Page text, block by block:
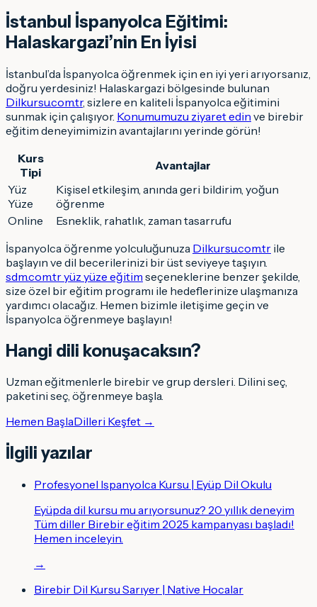
İstanbul İspanyolca Eğitimi:
Halaskargazi’nin En İyisi
İstanbul’da İspanyolca öğrenmek için en iyi yeri arıyorsanız,
doğru yerdesiniz! Halaskargazi bölgesinde bulunan
Dilkursu.com.tr, sizlere en kaliteli İspanyolca eğitimini
sunmak için çalışıyor. Konumumuzu ziyaret edin ve birebir
eğitim deneyimimizin avantajlarını yerinde görün!
Kurs
Tipi
Avantajlar
Yüz
Yüze
Kişisel etkileşim, anında geri bildirim, yoğun
öğrenme
Online
Esneklik, rahatlık, zaman tasarrufu
İspanyolca öğrenme yolculuğunuza Dilkursu.com.tr ile
başlayın ve dil becerilerinizi bir üst seviyeye taşıyın.
sdm.com.tr yüz yüze eğitim seçeneklerine benzer şekilde,
size özel bir eğitim programı ile hedeflerinize ulaşmanıza
yardımcı olacağız. Hemen bizimle iletişime geçin ve
İspanyolca öğrenmeye başlayın!
Hangi dili konuşacaksın?
Uzman eğitmenlerle birebir ve grup dersleri. Dilini seç,
paketini seç, öğrenmeye başla.
Hemen BaşlaDilleri Keşfet →
İlgili yazılar
Profesyonel Ispanyolca Kursu | Eyüp Dil Okulu
Eyüpda dil kursu mu arıyorsunuz? 20 yıllık deneyim
Tüm diller Birebir eğitim 2025 kampanyası başladı!
Hemen inceleyin.
→
Birebir Dil Kursu Sarıyer | Native Hocalar